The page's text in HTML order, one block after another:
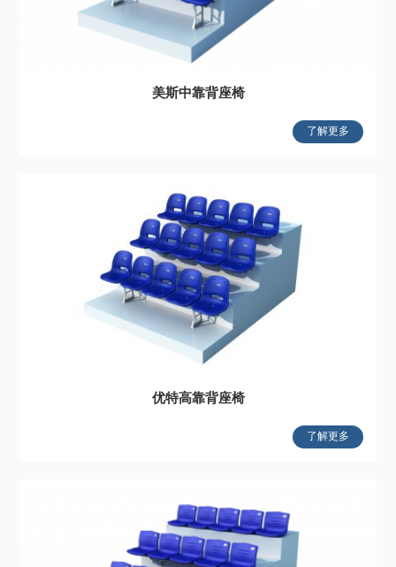
美斯中靠背座椅
了解更多
优特高靠背座椅
了解更多